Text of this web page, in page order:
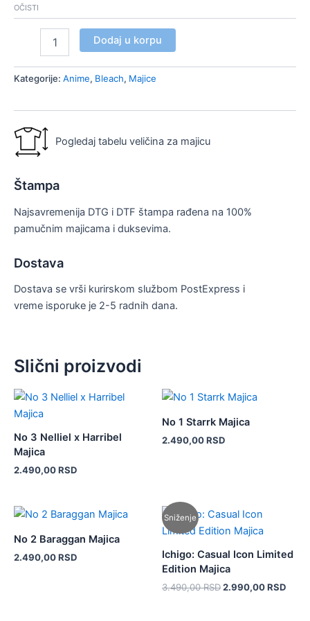
OČISTI
Dodaj u korpu
Kategorije: Anime, Bleach, Majice
Pogledaj tabelu veličina za majicu
Štampa
Najsavremenija DTG i DTF štampa rađena na 100%
pamučnim majicama i duksevima.
Dostava
Dostava se vrši kurirskom službom PostExpress i
vreme isporuke je 2-5 radnih dana.
Slični proizvodi
No 3 Nelliel x Harribel
Majica
2.490,00RSD
Ovaj
proizvod
više
Opcije
biti
na
stranici
No 1 Starrk Majica
2.490,00RSD
Ovaj
ima
više
biti
izabrane
stranici
No 2 Baraggan Majica
2.490,00RSD
Ovaj
ima
više
Sniženje
Ichigo: Casual Icon Limited
Edition Majica
3.490,00RSD
Originalna
je
3.490,00 RSD.
2.990,00RSD
Ovaj
proizvod
više
Opcije